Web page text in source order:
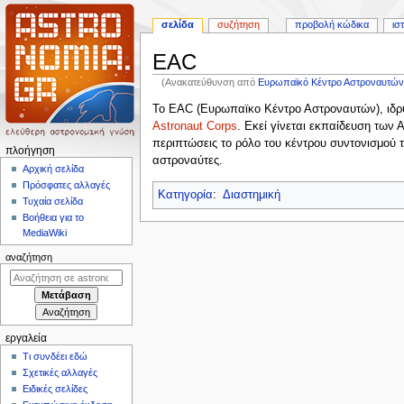
EAC
(Ανακατεύθυνση από Ευρωπαϊκό Kέντρο Αστροναυτών
Πήδηση
στην
πλοήγηση
Πήδηση
στην
αναζήτηση
Το EAC (Ευρωπαϊκο Κέντρο Αστροναυτών),
Astronaut Corps. Εκεί γίνεται εκπαίδευση
περιπτώσεις το ρόλο του κέντρου συντονισμού
αστροναύτες.
Κατηγορία: Διαστημική
Μ
π
γ
η
σελίδα συζήτηση προβολή κώδικα
πλοήγηση
Αρχική σελίδα
Πρόσφατες αλλαγές
Τυχαία σελίδα
Βοήθεια για το
MediaWiki
αναζήτηση
εργαλεία
Τι συνδέει εδώ
Σχετικές αλλαγές
Ειδικές σελίδες